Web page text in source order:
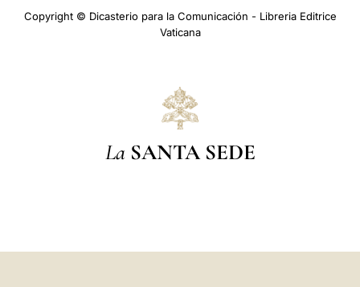
Copyright © Dicasterio para la Comunicación - Libreria Editrice
Vaticana
La SANTA SEDE